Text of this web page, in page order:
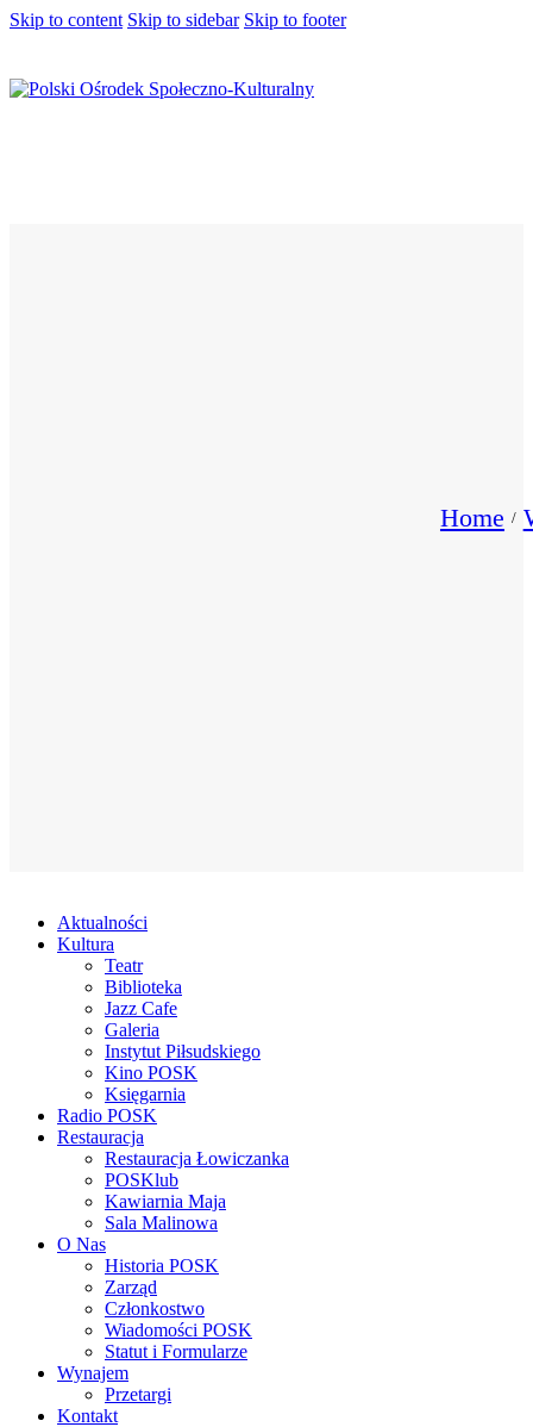
Skip to content Skip to sidebar Skip to footer
Home
Aktualności
Kultura
Teatr
Biblioteka
Jazz Cafe
Galeria
Instytut Piłsudskiego
Kino POSK
Księgarnia
Radio POSK
Restauracja
Restauracja Łowiczanka
POSKlub
Kawiarnia Maja
Sala Malinowa
O Nas
Historia POSK
Zarząd
Członkostwo
Wiadomości POSK
Statut i Formularze
Wynajem
Przetargi
Kontakt